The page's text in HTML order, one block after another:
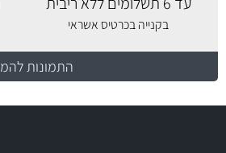
בקנייה בכרטיס אשראי
התמונות